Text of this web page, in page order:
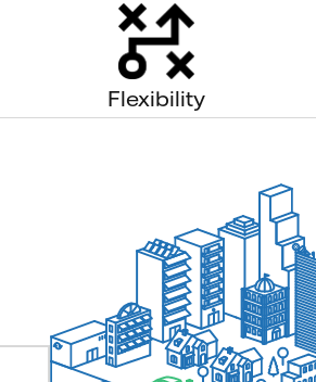
Flexibility